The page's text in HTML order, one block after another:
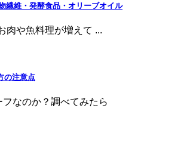
繊維・発酵食品・オリーブオイル
肉や魚料理が増えて ...
の注意点
なのか？調べてみたら